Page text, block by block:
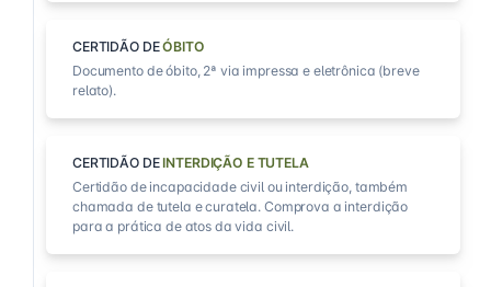
CERTIDÃO DEÓBITO
Documento de óbito, 2ª via impressa e eletrônica (breve
relato).
CERTIDÃO DEINTERDIÇÃO E TUTELA
Certidão de incapacidade civil ou interdição, também
chamada de tutela e curatela. Comprova a interdição
para a prática de atos da vida civil.